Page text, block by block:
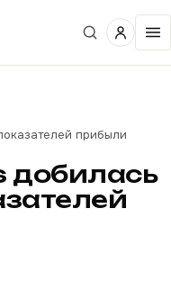
прибыли
добилась